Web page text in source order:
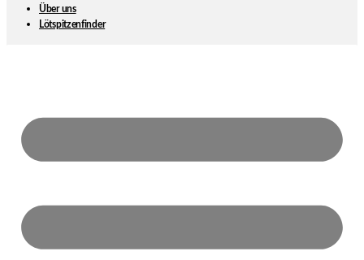
Über uns
Lötspitzenfinder